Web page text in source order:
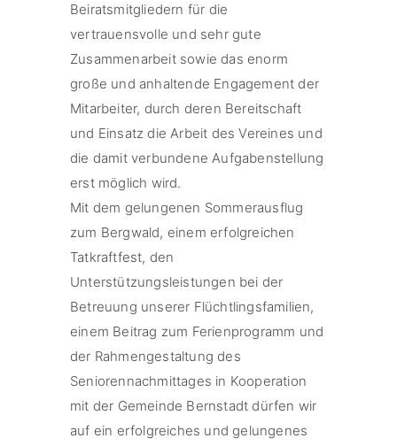
Beiratsmitgliedern für die
vertrauensvolle und sehr gute
Zusammenarbeit sowie das enorm
große und anhaltende Engagement der
Mitarbeiter, durch deren Bereitschaft
und Einsatz die Arbeit des Vereines und
die damit verbundene Aufgabenstellung
erst möglich wird.
Mit dem gelungenen Sommerausflug
zum Bergwald, einem erfolgreichen
Tatkraftfest, den
Unterstützungsleistungen bei der
Betreuung unserer Flüchtlingsfamilien,
einem Beitrag zum Ferienprogramm und
der Rahmengestaltung des
Seniorennachmittages in Kooperation
mit der Gemeinde Bernstadt dürfen wir
auf ein erfolgreiches und gelungenes